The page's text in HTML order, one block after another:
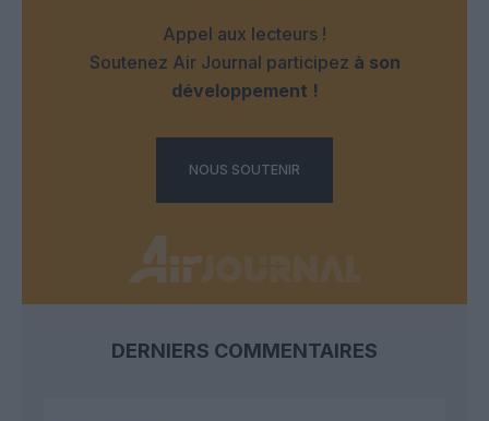
Appel aux lecteurs !
Soutenez Air Journal participez à son
développement !
NOUS SOUTENIR
DERNIERS COMMENTAIRES